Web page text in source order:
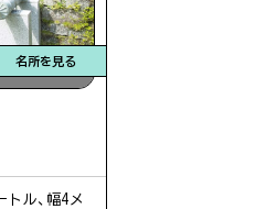
観光シーズンなど特に混雑が予
るよう努めておりますが、混雑
載はしておりません。
名所を見る
ル、幅4メ